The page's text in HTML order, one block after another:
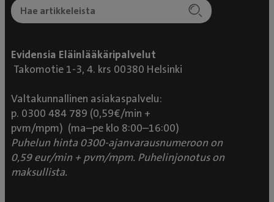
Evidensia Eläinlääkäripalvelut
Takomotie 1-3, 4. krs 00380 Helsinki
Valtakunnallinen asiakaspalvelu:
p. 0300 484 789 (0,59€/min +
pvm/mpm) (ma–pe klo 8:00–16:00)
Puhelun hinta 0300-ajanvarausnumeroon on
0,59 eur/min + pvm/mpm. Puhelinjonotus on
maksullista.